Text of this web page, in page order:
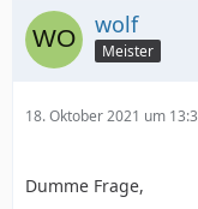
wolf
Meister
18. Oktober 2021 um
Dumme Frage,